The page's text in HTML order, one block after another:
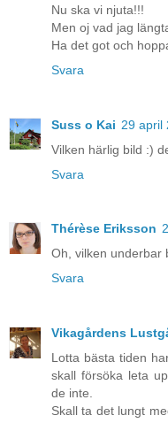
Nu ska vi njuta!!!
Men oj vad jag
Ha det got och
Svara
Suss o Kai 29 april
Vilken härlig bild :)
Svara
Thérèse Eriksson
Oh, vilken underbar
Svara
Vikagårdens
Lotta bästa tiden
skall försöka leta
de inte.
Skall ta det lungt